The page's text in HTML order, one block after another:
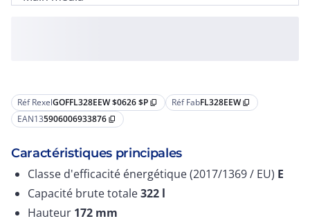
Réf RexelGOFFL328EEW $0626 $P content_copy Réf FabFL328EEW content_copy
EAN135906006933876 content_copy
Caractéristiques principales
Classe d'efficacité énergétique (2017/1369 / EU) E
Capacité brute totale322 l
Hauteur 172 mm